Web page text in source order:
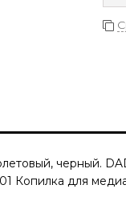
черный.
Копилка для